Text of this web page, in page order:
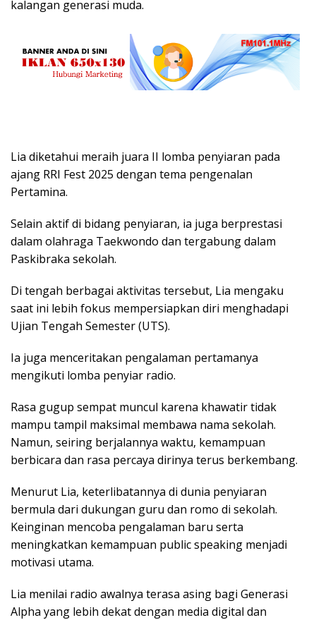
kalangan generasi muda.
Lia diketahui meraih juara II lomba penyiaran pada
ajang RRI Fest 2025 dengan tema pengenalan
Pertamina.
Selain aktif di bidang penyiaran, ia juga berprestasi
dalam olahraga Taekwondo dan tergabung dalam
Paskibraka sekolah.
Di tengah berbagai aktivitas tersebut, Lia mengaku
saat ini lebih fokus mempersiapkan diri menghadapi
Ujian Tengah Semester (UTS).
Ia juga menceritakan pengalaman pertamanya
mengikuti lomba penyiar radio.
Rasa gugup sempat muncul karena khawatir tidak
mampu tampil maksimal membawa nama sekolah.
Namun, seiring berjalannya waktu, kemampuan
berbicara dan rasa percaya dirinya terus berkembang.
Menurut Lia, keterlibatannya di dunia penyiaran
bermula dari dukungan guru dan romo di sekolah.
Keinginan mencoba pengalaman baru serta
meningkatkan kemampuan public speaking menjadi
motivasi utama.
Lia menilai radio awalnya terasa asing bagi Generasi
Alpha yang lebih dekat dengan media digital dan